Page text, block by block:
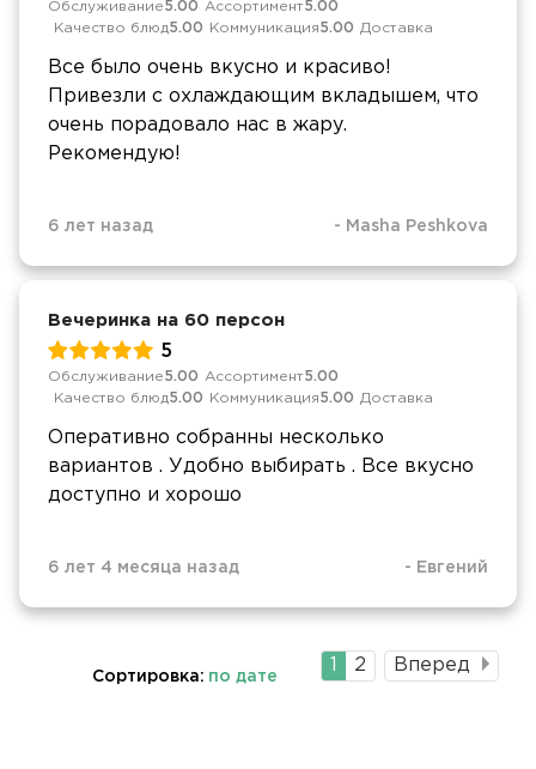
Обслуживание5.00 Ассортимент5.00
Качество блюд5.00 Коммуникация5.00 Доставка
Все было очень вкусно и красиво!
Привезли с охлаждающим вкладышем, что
очень порадовало нас в жару.
Рекомендую!
6 лет назад - Masha Peshkova
Вечеринка на 60 персон
5
Обслуживание5.00 Ассортимент5.00
Качество блюд5.00 Коммуникация5.00 Доставка
Оперативно собранны несколько
вариантов . Удобно выбирать . Все вкусно
доступно и хорошо
6 лет 4 месяца назад - Евгений
Текущая
Страница
2 Вперед
Сортировка: по дате